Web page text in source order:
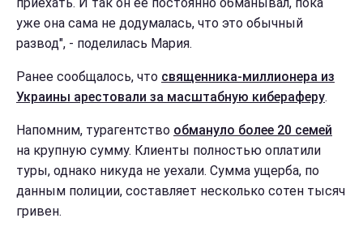
приехать. И так он ее постоянно обманывал, пока
уже она сама не додумалась, что это обычный
развод", - поделилась Мария.
Ранее сообщалось, что священника-миллионера из
Украины арестовали за масштабную кибераферу.
Напомним, турагентство обмануло более 20 семей
на крупную сумму. Клиенты полностью оплатили
туры, однако никуда не уехали. Сумма ущерба, по
данным полиции, составляет несколько сотен тысяч
гривен.